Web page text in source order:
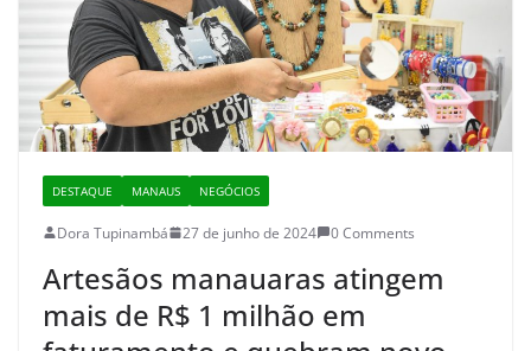
DESTAQUE MANAUS NEGÓCIOS
Dora Tupinambá 27 de junho de 2024 0 Comments
Artesãos manauaras atingem
mais de R$ 1 milhão em